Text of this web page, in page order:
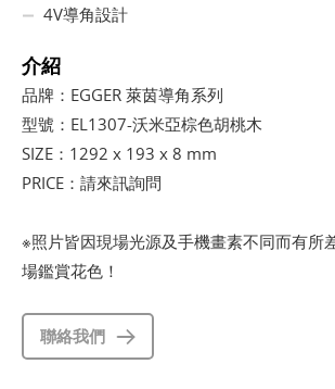
4V導角設計
介紹
品牌：EGGER 萊茵導角系列
型號：EL1307-沃米亞棕色胡桃木
SIZE：1292 x 193 x 8 mm
PRICE：請來訊詢問
※照片皆因現場光源及手機畫素不同而有所
場鑑賞花色！
聯絡我們